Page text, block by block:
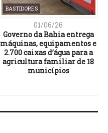
BASTIDORES
01/06/26
Governo da Bahia entrega
máquinas, equipamentos e
2.700 caixas d’água para a
agricultura familiar de 18
municípios